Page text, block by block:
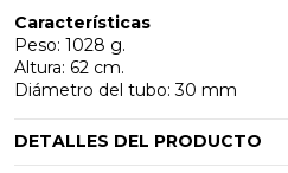
Características
Peso: 1028 g.
Altura: 62 cm.
Diámetro del tubo: 30 mm
DETALLES DEL PRODUCTO